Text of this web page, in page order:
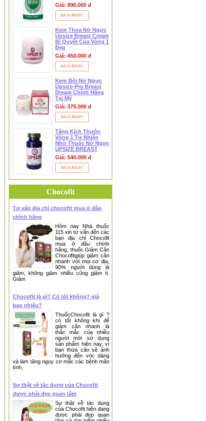
Giá: 890.000 đ
Kem Thoa Nở Ngực
Upsize Breast Cream
Bí Quyết Của Vòng 1
Đẹp
Giá: 450.000 đ
Kem Bôi Nở Ngực
Upsize-Pro Breast
Dream Chính Hãng
Tại Mỹ
Giá: 375.000 đ
Tăng Kích Thước
Vòng 1 Tự Nhiên
Nhờ Thuốc Nở Ngực
UPSIZE BREAST
PILLS
Giá: 540.000 đ
Chocofit
Tư vấn địa chỉ chocofit mua ở đâu
chính hãng
Hôm nay Nhà thuốc
115 xin tư vấn đến các
bạn địa chỉ Chocofit
mua ở đâu chính
hãng, thuốc Giảm Cân
Chocofitgiúp giảm cân
nhanh với mọi cơ địa,
90% người dùng là
giảm, không giảm nhiều cũng giảm ít.
Giảm
Chocofit là gì? Có tốt không? giá
bao nhiêu?
ThuốcChocofit là gì ?
có tốt không khi để
giảm cân nhanh là
thắc mắc của nhiều
người mới sử dụng
sản phẩm hiện nay, vì
bạn thừa cân sẽ ảnh
hưởng đến vóc dáng
và làm tăng nguy cơ mắc các bệnh mãn
tính,
Sự thật về tác dụng của Chocofit
được phái đẹp quan tâm
Sự thật về tác dụng
của Chocofit hiện đang
được phái đẹp quan